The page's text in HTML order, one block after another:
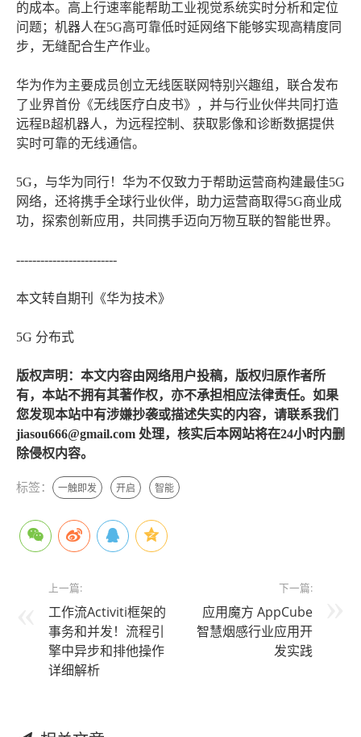
的成本。高上行速率能帮助工业视觉系统实时分析和定位
问题；机器人在5G高可靠低时延网络下能够实现高精度同
步，无缝配合生产作业。
华为作为主要成员创立无线医联网特别兴趣组，联合发布
了业界首份《无线医疗白皮书》，并与行业伙伴共同打造
远程B超机器人，为远程控制、获取影像和诊断数据提供
实时可靠的无线通信。
5G，与华为同行！华为不仅致力于帮助运营商构建最佳5G
网络，还将携手全球行业伙伴，助力运营商取得5G商业成
功，探索创新应用，共同携手迈向万物互联的智能世界。
-------------------------
本文转自期刊《华为技术》
5G 分布式
版权声明：本文内容由网络用户投稿，版权归原作者所
有，本站不拥有其著作权，亦不承担相应法律责任。如果
您发现本站中有涉嫌抄袭或描述失实的内容，请联系我们
jiasou666@gmail.com 处理，核实后本网站将在24小时内删
除侵权内容。
标签： 一触即发 开启 智能
上一篇:
工作流Activiti框架的
事务和并发！流程引
擎中异步和排他操作
详细解析
下一篇:
应用魔方 AppCube
智慧烟感行业应用开
发实践